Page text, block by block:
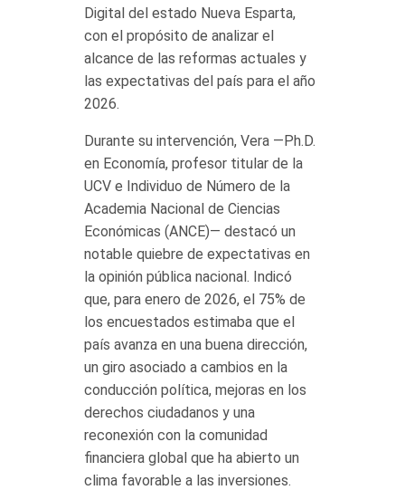
Digital del estado Nueva Esparta,
con el propósito de analizar el
alcance de las reformas actuales y
las expectativas del país para el año
2026.
Durante su intervención, Vera —Ph.D.
en Economía, profesor titular de la
UCV e Individuo de Número de la
Academia Nacional de Ciencias
Económicas (ANCE)— destacó un
notable quiebre de expectativas en
la opinión pública nacional. Indicó
que, para enero de 2026, el 75% de
los encuestados estimaba que el
país avanza en una buena dirección,
un giro asociado a cambios en la
conducción política, mejoras en los
derechos ciudadanos y una
reconexión con la comunidad
financiera global que ha abierto un
clima favorable a las inversiones.